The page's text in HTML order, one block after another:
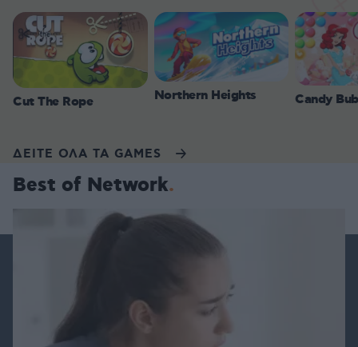
Cut The Rope Northern Heights Candy
ΔΕΙΤΕ ΟΛΑ ΤΑ GAMES
Best of Network